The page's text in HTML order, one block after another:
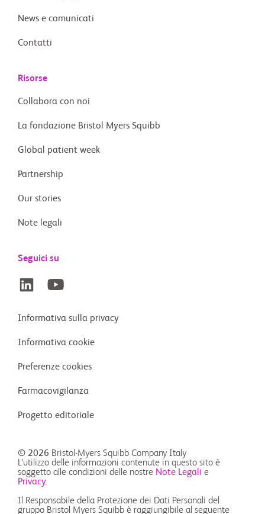
News e comunicati
Contatti
Risorse
Collabora con noi
La fondazione Bristol Myers Squibb
Global patient week
Partnership
Our stories
Note legali
Seguici su
Informativa sulla privacy
Informativa cookie
Preferenze cookies
Farmacovigilanza
Progetto editoriale
© 2026 Bristol-Myers Squibb Company Italy
L'utilizzo delle informazioni contenute in questo sito è
soggetto alle condizioni delle nostre Note Legali e
Privacy.
Il Responsabile della Protezione dei Dati Personali del
gruppo Bristol Myers Squibb è raggiungibile al seguente